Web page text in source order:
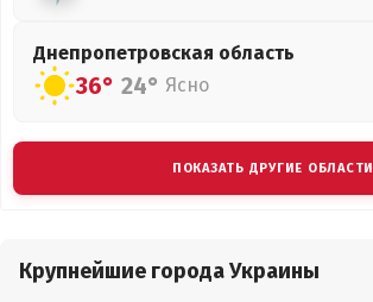
Днепропетровская область
36° 24° Ясно
ПОКАЗАТЬ ДРУГИЕ ОБЛАСТИ
Крупнейшие города Украины